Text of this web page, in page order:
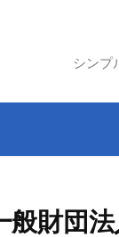
シンプ
般財団